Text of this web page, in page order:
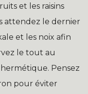
et les raisins
attendez le dernier
et les noix afin
le tout au
Pensez
pour éviter